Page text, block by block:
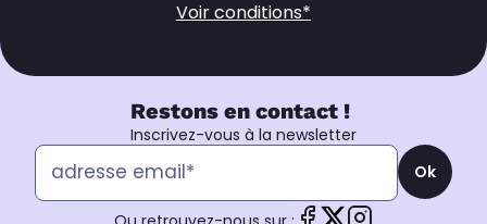
Voir conditions*
Restons en contact !
Inscrivez-vous à la newsletter
Ok